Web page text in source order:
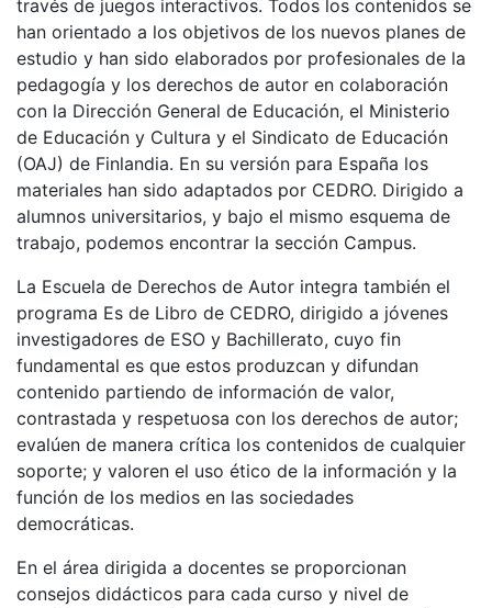
través de juegos interactivos. Todos los contenidos se
han orientado a los objetivos de los nuevos planes de
estudio y han sido elaborados por profesionales de la
pedagogía y los derechos de autor en colaboración
con la Dirección General de Educación, el Ministerio
de Educación y Cultura y el Sindicato de Educación
(OAJ) de Finlandia. En su versión para España los
materiales han sido adaptados por CEDRO. Dirigido a
alumnos universitarios, y bajo el mismo esquema de
trabajo, podemos encontrar la sección Campus.
La Escuela de Derechos de Autor integra también el
programa Es de Libro de CEDRO, dirigido a jóvenes
investigadores de ESO y Bachillerato, cuyo fin
fundamental es que estos produzcan y difundan
contenido partiendo de información de valor,
contrastada y respetuosa con los derechos de autor;
evalúen de manera crítica los contenidos de cualquier
soporte; y valoren el uso ético de la información y la
función de los medios en las sociedades
democráticas.
En el área dirigida a docentes se proporcionan
consejos didácticos para cada curso y nivel de